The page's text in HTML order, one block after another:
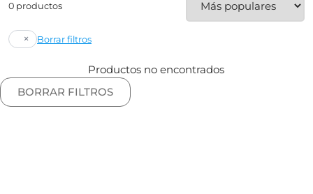
0 productos
× Borrar filtros
Productos no encontrados
BORRAR FILTROS